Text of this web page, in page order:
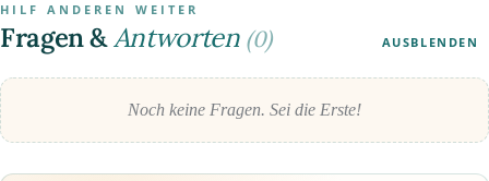
HILF ANDEREN WEITER
Fragen &Antworten (0) AUSBLENDEN
Noch keine Fragen. Sei die Erste!